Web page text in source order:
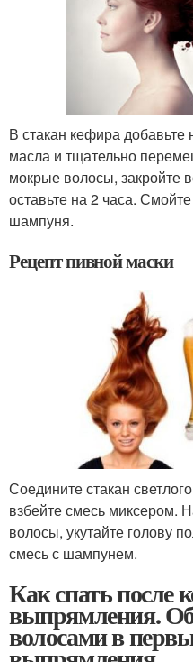
В стакан кефира добавьте
масла и тщательно
мокрые волосы, закройте
оставьте на 2 часа.
шампуня.
Рецепт пивной маски
Соедините стакан
взбейте смесь миксером.
волосы, укутайте голову
смесь с шампунем.
Как спать после
выпрямления.
волосами в